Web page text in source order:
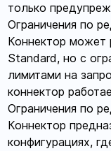
только
Ограничения по
Коннектор может
Standard, но с
лимитами на
коннектор
Ограничения по
Коннектор
конфигурациях,